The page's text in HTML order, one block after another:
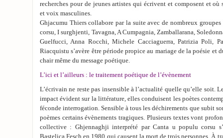
recherches pour de jeunes artistes qui écrivent et composent et où
et voix masculines.
Ghjacumu Thiers collabore par la suite avec de nombreux
corsu, I surghjenti, Tavagna, A Cumpagnia, Zamballarana,
Guelfucci, Anna Rocchi, Michele Cacciaguerra, Patrizia Poli,
Riacquistu s’avère être période propice au mariage de la poésie et
chair même du message poétique.
L’ici et l’ailleurs : le traitement poétique de l’évènement
L’écrivain ne reste pas insensible à l’actualité quelle qu’elle soit.
impact évident sur la littérature, elles conduisent les poètes
féconde interrogation. Sensible à tous les déchirements que subit
poèmes certains évènements tragiques. Plusieurs textes vont
collective : Ghjennaghji interprété par Canta u populu corsu
Bastelica Fesch en 1980 qui causent la mort de trois personnes. À